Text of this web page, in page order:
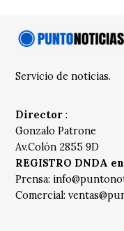
Servicio de noticias.
Director :
Gonzalo Patrone
Av.Colón 2855 9D
REGISTRO DNDA
Prensa:
Comercial: